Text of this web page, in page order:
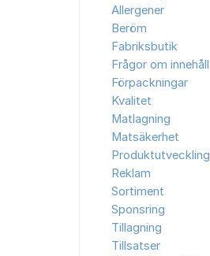
Allergener
Beröm
Fabriksbutik
Frågor om innehåll
Förpackningar
Kvalitet
Matlagning
Matsäkerhet
Produktutveckling
Reklam
Sortiment
Sponsring
Tillagning
Tillsatser